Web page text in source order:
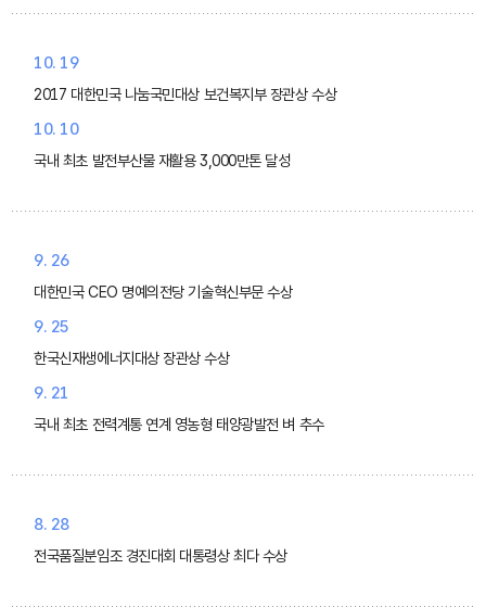
10. 19
2017 대한민국 나눔국민대상 보건복지부 장관상 수상
10. 10
국내 최초 발전부산물 재활용 3,000만톤 달성
9. 26
대한민국 CEO 명예의전당 기술혁신부문 수상
9. 25
한국신재생에너지대상 장관상 수상
9. 21
국내 최초 전력계통 연계 영농형 태양광발전 벼 추수
8. 28
전국품질분임조 경진대회 대통령상 최다 수상